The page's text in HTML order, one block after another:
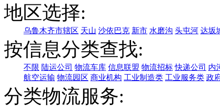
地区选择:
乌鲁木齐市辖区 天山 沙依巴克 新市 水磨沟 头屯河 达坂
按信息分类查找:
不限 陆运公司 物流车库 信息联盟 物流招标 快递公司 内
航空运输 物流园区 商业机构 工业制造类 工业服务类 政
分类物流服务: